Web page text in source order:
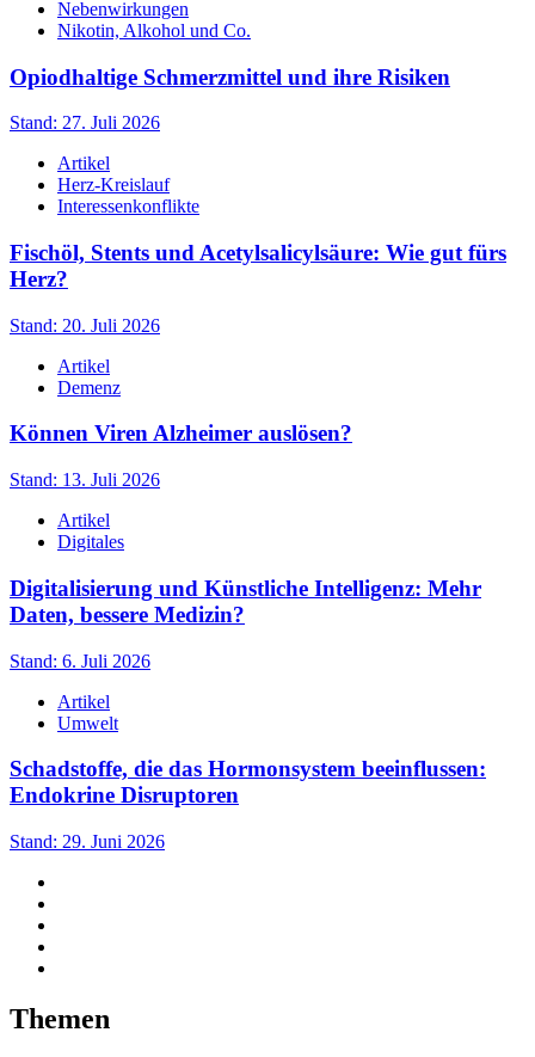
Nebenwirkungen
Nikotin, Alkohol und Co.
Opiodhaltige Schmerzmittel und ihre Risiken
Stand: 27. Juli 2026
Artikel
Herz-Kreislauf
Interessenkonflikte
Fischöl, Stents und Acetylsalicylsäure: Wie gut fürs
Herz?
Stand: 20. Juli 2026
Artikel
Demenz
Können Viren Alzheimer auslösen?
Stand: 13. Juli 2026
Artikel
Digitales
Digitalisierung und Künstliche Intelligenz: Mehr
Daten, bessere Medizin?
Stand: 6. Juli 2026
Artikel
Umwelt
Schadstoffe, die das Hormonsystem beeinflussen:
Endokrine Disruptoren
Stand: 29. Juni 2026
Themen